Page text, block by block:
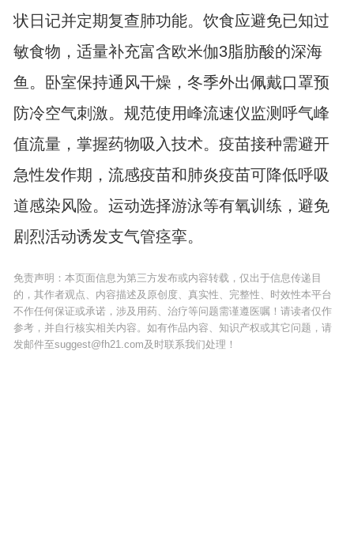
状日记并定期复查肺功能。饮食应避免已知过
敏食物，适量补充富含欧米伽3脂肪酸的深海
鱼。卧室保持通风干燥，冬季外出佩戴口罩预
防冷空气刺激。规范使用峰流速仪监测呼气峰
值流量，掌握药物吸入技术。疫苗接种需避开
急性发作期，流感疫苗和肺炎疫苗可降低呼吸
道感染风险。运动选择游泳等有氧训练，避免
剧烈活动诱发支气管痉挛。
免责声明：本页面信息为第三方发布或内容转载，仅出于信息传递目
的，其作者观点、内容描述及原创度、真实性、完整性、时效性本平台
不作任何保证或承诺，涉及用药、治疗等问题需谨遵医嘱！请读者仅作
参考，并自行核实相关内容。如有作品内容、知识产权或其它问题，请
发邮件至suggest@fh21.com及时联系我们处理！